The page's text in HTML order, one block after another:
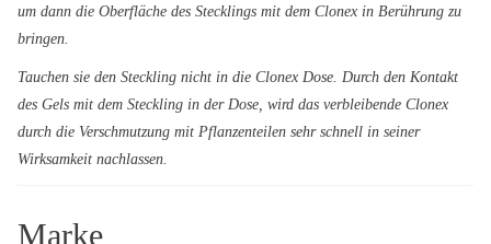
um dann die Oberfläche des Stecklings mit dem Clonex in Berührung zu
bringen.
Tauchen sie den Steckling nicht in die Clonex Dose. Durch den Kontakt
des Gels mit dem Steckling in der Dose, wird das verbleibende Clonex
durch die Verschmutzung mit Pflanzenteilen sehr schnell in seiner
Wirksamkeit nachlassen.
Marke